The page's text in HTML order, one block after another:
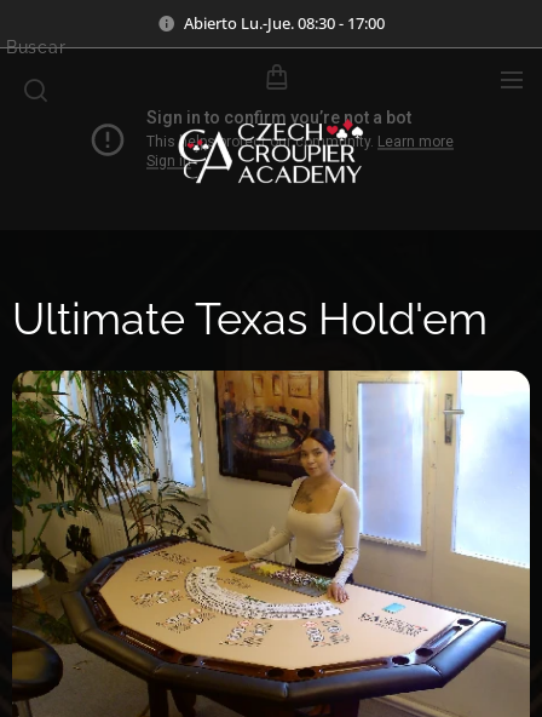
Abierto Lu.-Jue. 08:30 - 17:00
Buscar
Ultimate Texas Hold'em